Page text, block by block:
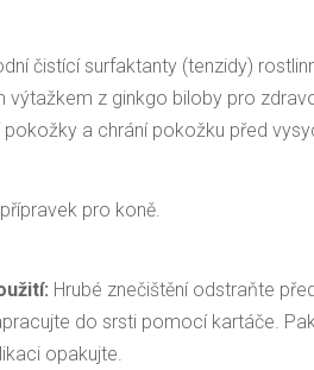
čistící surfaktanty (tenzidy)
výtažkem z ginkgo biloby pro
a chrání pokožku před
pro koně.
Hrubé znečištění odstraňte
do srsti pomocí kartáče.
opakujte.